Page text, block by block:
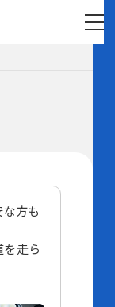
方も
を走ら